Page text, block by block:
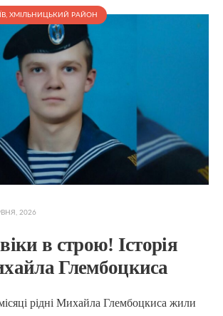
, ХМІЛЬНИЦЬКИЙ РАЙОН
2026
в строю! Історія
Глембоцкиса
рідні Михайла Глембоцкиса жили